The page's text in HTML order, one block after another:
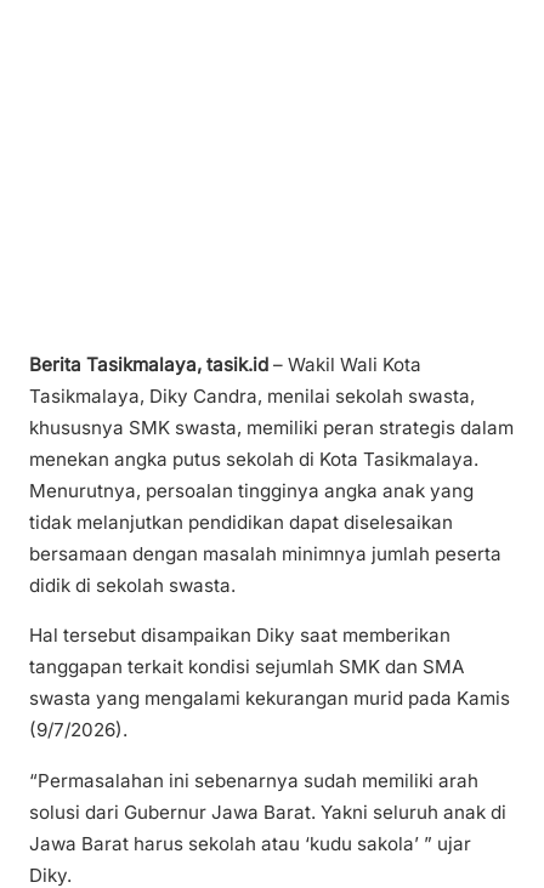
Berita Tasikmalaya, tasik.id – Wakil Wali Kota
Tasikmalaya, Diky Candra, menilai sekolah swasta,
khususnya SMK swasta, memiliki peran strategis dalam
menekan angka putus sekolah di Kota Tasikmalaya.
Menurutnya, persoalan tingginya angka anak yang
tidak melanjutkan pendidikan dapat diselesaikan
bersamaan dengan masalah minimnya jumlah peserta
didik di sekolah swasta.
Hal tersebut disampaikan Diky saat memberikan
tanggapan terkait kondisi sejumlah SMK dan SMA
swasta yang mengalami kekurangan murid pada Kamis
(9/7/2026).
“Permasalahan ini sebenarnya sudah memiliki arah
solusi dari Gubernur Jawa Barat. Yakni seluruh anak di
Jawa Barat harus sekolah atau ‘kudu sakola’ ” ujar
Diky.